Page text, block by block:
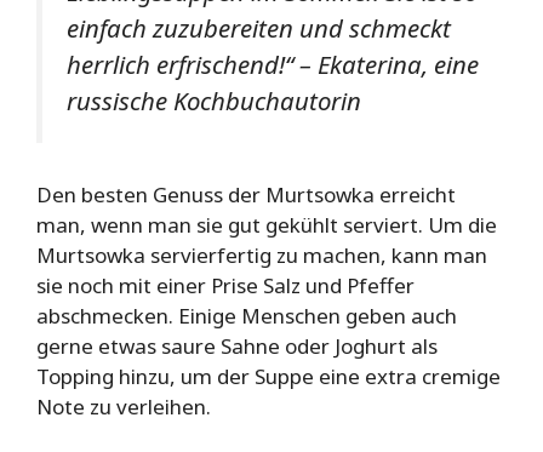
einfach zuzubereiten und schmeckt
herrlich erfrischend!“ – Ekaterina, eine
russische Kochbuchautorin
Den besten Genuss der Murtsowka erreicht
man, wenn man sie gut gekühlt serviert. Um die
Murtsowka servierfertig zu machen, kann man
sie noch mit einer Prise Salz und Pfeffer
abschmecken. Einige Menschen geben auch
gerne etwas saure Sahne oder Joghurt als
Topping hinzu, um der Suppe eine extra cremige
Note zu verleihen.